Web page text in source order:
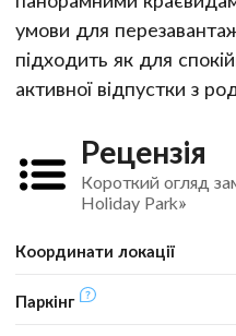
умови для
підходить як для
активної відпустки з
Рецензія
Короткий огляд
Holiday Park»
Координати локації
Паркінг